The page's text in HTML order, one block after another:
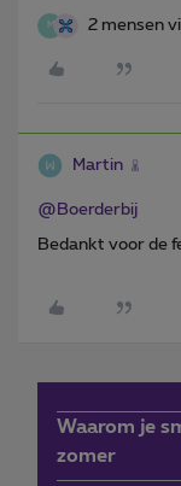
M 2 mensen
Martin
@Boerderbij
Bedankt voor de
Waarom je
zomer